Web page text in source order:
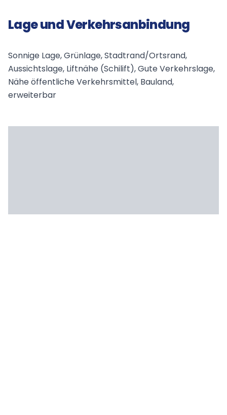
Lage und Verkehrsanbindung
Sonnige Lage, Grünlage, Stadtrand/Ortsrand,
Aussichtslage, Liftnähe (Schilift), Gute Verkehrslage,
Nähe öffentliche Verkehrsmittel, Bauland,
erweiterbar